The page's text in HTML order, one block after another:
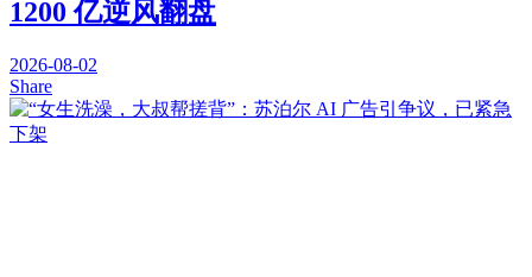
1200 亿逆风翻盘
2026-08-02
Share